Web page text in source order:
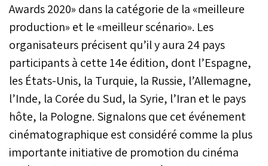
Awards 2020» dans la catégorie de la «meilleure
production» et le «meilleur scénario». Les
organisateurs précisent qu’il y aura 24 pays
participants à cette 14e édition, dont l’Espagne,
les États-Unis, la Turquie, la Russie, l’Allemagne,
l’Inde, la Corée du Sud, la Syrie, l’Iran et le pays
hôte, la Pologne. Signalons que cet événement
cinématographique est considéré comme la plus
importante initiative de promotion du cinéma